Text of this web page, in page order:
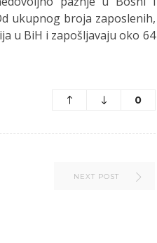
ukupnog broja zaposlenih,
u BiH i zapošljavaju oko 64
0
NEXT POST